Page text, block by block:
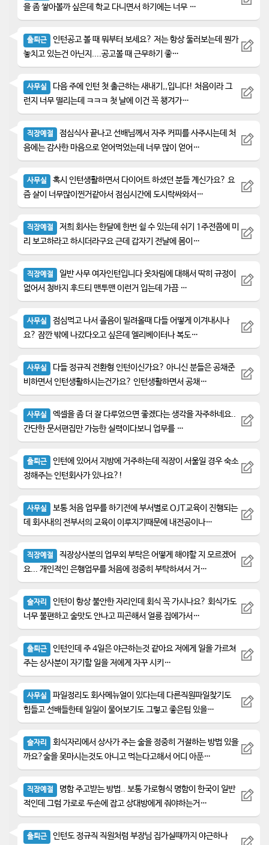
을 좀 쌓아볼까 싶은데 학교 다니면서 하기에는 너무 …
출퇴근
인턴공고 볼 때 뭐부터 보세요? 저는 항상 둘러보는데 뭔가
놓치고 있는건 아닌지....공고볼 때 근무하기 좋…
사무실
다음 주에 인턴 첫 출근하는 새내기,,입니다! 처음이라 그
런지 너무 떨리는데 ㅋㅋㅋ 첫 날에 이건 꼭 챙겨가…
직장예절
점심식사 끝나고 선배님께서 자주 커피를 사주시는데 처
음에는 감사한 마음으로 얻어먹었는데 너무 많이 얻어…
사무실
혹시 인턴생활하면서 다이어트 하셨던 분들 계신가요? 요
즘 살이 너무많이찐거같아서 점심시간에 도시락싸와서…
직장예절
저희 회사는 한달에 한번 쉴 수 있는데 쉬기 1주전쯤에 미
리 보고하라고 하시더라구요 근데 갑자기 전날에 몸이…
직장예절
일반 사무 여자인턴입니다 옷차림에 대해서 딱히 규정이
없어서 청바지 후드티 맨투맨 이런거 입는데 가끔 …
사무실
점심먹고 나서 졸음이 밀려올때 다들 어떻게 이겨내시나
요? 잠깐 밖에 나갔다오고 싶은데 엘리베이터나 복도…
사무실
다들 정규직 전환형 인턴이신가요? 아니신 분들은 공채준
비하면서 인턴생활하시는건가요? 인턴생활하면서 공채…
사무실
엑셀을 좀 더 잘 다루었으면 좋겠다는 생각을 자주하네요..
간단한 문서편집만 가능한 실력이다보니 업무를 …
출퇴근
인턴에 있어서 지방에 거주하는데 직장이 서울일 경우 숙소
정해주는 인턴회사가 있나요?!
사무실
보통 처음 업무를 하기전에 부서별로 OJT교육이 진행되는
데 회사내의 전부서의 교육이 이루지기때문에 내전공이나…
직장예절
직장상사분의 업무외 부탁은 어떻게 해야할 지 모르겠어
요... 개인적인 은행업무를 처음에 정중히 부탁하셔서 거…
술자리
인턴이 항상 불안한 자리인데 회식 꼭 가시나요? 회식가도
너무 불편하고 술맛도 안나고 피곤해서 얼릉 집에가서…
출퇴근
인턴인데 주 4일은 야근하는것 같아요 저에게 일을 가르쳐
주는 상사분이 자기할 일을 저에게 자꾸 시키…
사무실
파일정리도 회사메뉴얼이 있다는데 다른직원파일찾기도
힘들고 선배들한테 일일이 물어보기도 그렇고 좋은팁 있을…
술자리
회식자리에서 상사가 주는 술을 정중히 거절하는 방법 있을
까요?술을 못마시는것도 아니고 먹는다고해서 어디 아푼…
직장예절
명함 주고받는 방법.. 보통 가로형식 명함이 한국이 일반
적인데 그럼 가로로 두손에 잡고 상대방에게 줘야하는거…
출퇴근
인턴도 정규직 직원처럼 부장님 집가실때까지 야근하나